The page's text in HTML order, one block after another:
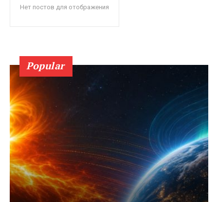
Нет постов для отображения
Popular